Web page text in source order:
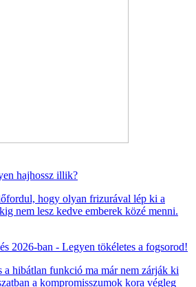
hajhossz illik?
hogy olyan frizurával lép ki a
nem lesz kedve emberek közé menni.
2026-ban - Legyen tökéletes a fogsorod!
a hibátlan funkció ma már nem zárják ki
a kompromisszumok kora végleg